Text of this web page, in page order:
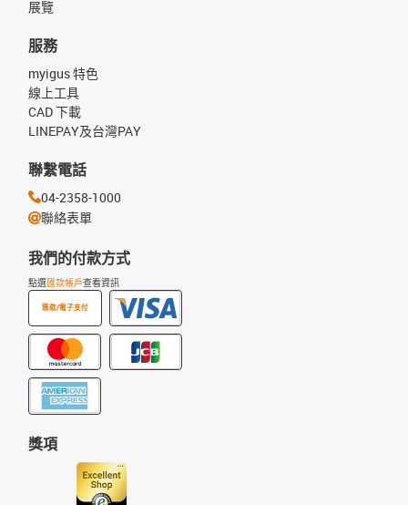
展覽
我們的付款方式
點選匯款帳戶查看資訊
匯款/電子支付
服務
myigus 特色
線上工具
CAD 下載
LINEPAY及台灣PAY
獎項
聯繫電話
04-2358-1000
聯絡表單